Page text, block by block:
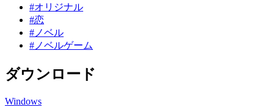
#オリジナル
#恋
#ノベル
#ノベルゲーム
ダウンロード
Windows